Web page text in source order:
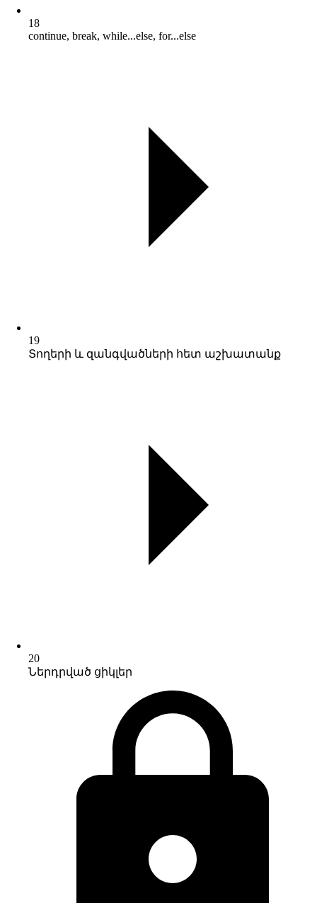
18
continue, break, while...else, for...else
19
Տողերի և զանգվածների հետ աշխատանք
20
Ներդրված ցիկլեր